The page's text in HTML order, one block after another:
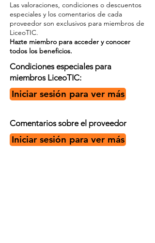
Las valoraciones, condiciones o descuentos
especiales y los comentarios de cada
proveedor son exclusivos para miembros de
LiceoTIC.
Hazte miembro para acceder y conocer
todos los beneficios.
Condiciones especiales para
miembros LiceoTIC:
Iniciar sesión para ver más
Comentarios sobre el proveedor
Iniciar sesión para ver más